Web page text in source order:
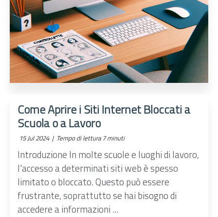
Come Aprire i Siti Internet Bloccati a
Scuola o a Lavoro
15 Jul 2024 | Tempo di lettura 7 minuti
Introduzione In molte scuole e luoghi di lavoro,
l'accesso a determinati siti web è spesso
limitato o bloccato. Questo può essere
frustrante, soprattutto se hai bisogno di
accedere a informazioni ...